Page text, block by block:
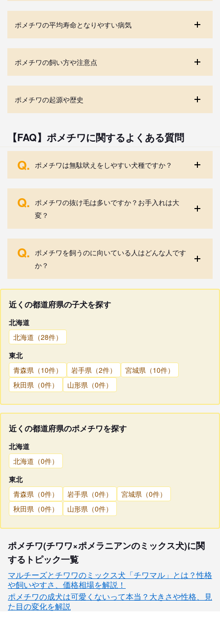
ポメチワの平均寿命となりやすい病気
ポメチワの飼い方や注意点
ポメチワの起源や歴史
【FAQ】ポメチワに関するよくある質問
Q. ポメチワは無駄吠えをしやすい犬種ですか？
Q. ポメチワの抜け毛は多いですか？お手入れは大
変？
Q. ポメチワを飼うのに向いている人はどんな人です
か？
近くの都道府県の子犬を探す
北海道
北海道（28件）
東北
青森県（10件）
岩手県（2件）
宮城県（10件）
秋田県（0件）
山形県（0件）
近くの都道府県のポメチワを探す
北海道
北海道（0件）
東北
青森県（0件）
岩手県（0件）
宮城県（0件）
秋田県（0件）
山形県（0件）
ポメチワ(チワワ×ポメラニアンのミックス犬)に関
するトピック一覧
マルチーズとチワワのミックス犬「チワマル」とは？性格
や飼いやすさ、価格相場を解説！
ポメチワの成犬は可愛くないって本当？大きさや性格、見
た目の変化を解説